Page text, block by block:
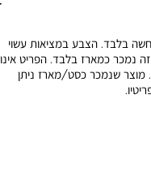
להמחשה בלבד. הצבע במציאות עשוי
נמכר כמארז בלבד. הפריט אינו
מוצר שנמכר כסט/מארז ניתן